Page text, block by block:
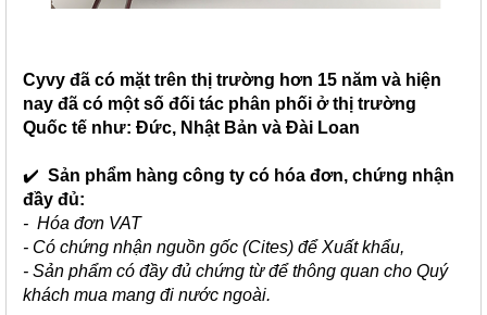
Cyvy đã có mặt trên thị trường hơn 15 năm và hiện
nay đã có một số đối tác phân phối ở thị trường
Quốc tế như: Đức, Nhật Bản và Đài Loan
✔️ Sản phẩm hàng công ty có hóa đơn, chứng nhận
đầy đủ:
- Hóa đơn VAT
- Có chứng nhận nguồn gốc (Cites) để Xuất khẩu,
- Sản phẩm có đầy đủ chứng từ để thông quan cho Quý
khách mua mang đi nước ngoài.